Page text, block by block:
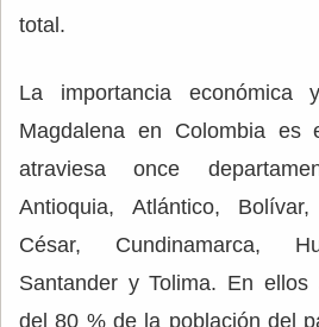
total.
La importancia
Magdalena en Colombia es
atraviesa once
Antioquia, Atlántico,
César, Cundinamarca,
Santander y Tolima. En ellos
del 80 % de la población del